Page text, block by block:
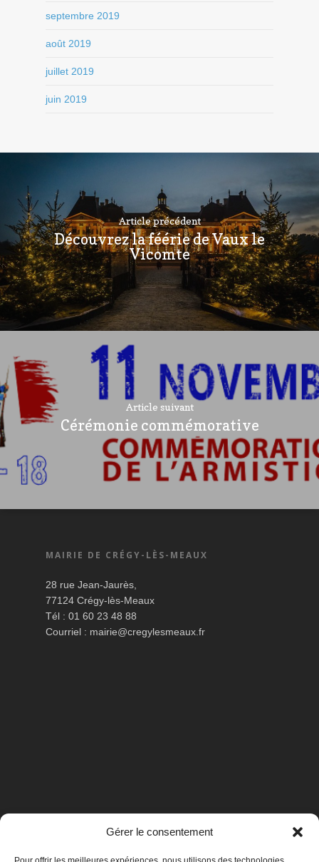
Gérer le consentement
septembre 2019
août 2019
juillet 2019
juin 2019
Article précédent
Découvrez la féérie de Vaux le
Vicomte
Article suivant
Cérémonie commémorative
MAIRIE DE CRÉGY-LÈS-MEAUX
28 rue Jean-Jaurès,
77124 Crégy-lès-Meaux
Tél : 01 60 23 48 88
Courriel : mairie@cregylesmeaux.fr